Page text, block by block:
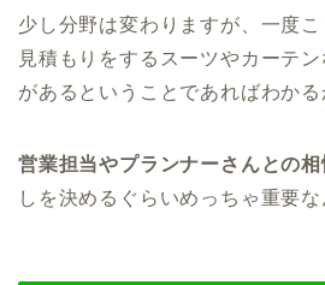
少し分野は変わりますが、一度
見積もりをするスーツやカーテ
があるということであればわかる
営業担当やプランナーさんとの相
しを決めるぐらいめっちゃ重要な